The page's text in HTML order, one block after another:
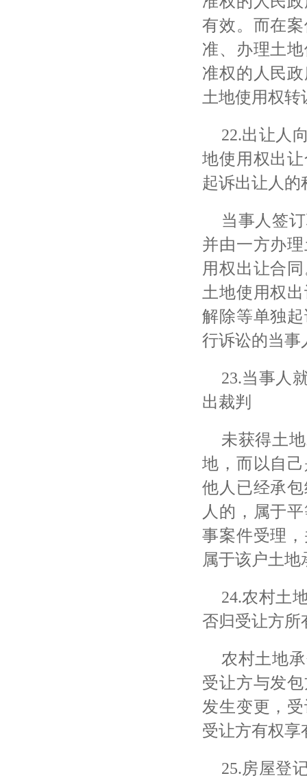
有效。而在
准、办理土
准权的人民
土地使用权
22.出让人
地使用权出
起诉出让人的
当事人签
并由一方办
用权出让合
土地使用权
解除等单独
行诉讼的当事
23.当事人
出裁判
未获得土
地，而以自
他人已经承
人的，属于
事案件受理
属于该户土
24.农村土
否归受让方所
农村土地
受让方与发
发生变更，
受让方有权享
25.房屋登